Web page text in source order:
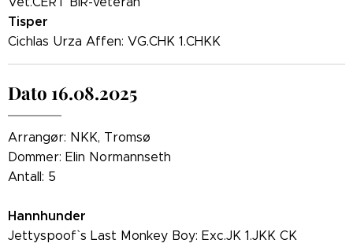
Tisper
Cichlas Urza Affen: VG.CHK 1.CHKK
Dato 16.08.2025
Arrangør: NKK, Tromsø
Dommer: Elin Normannseth
Antall: 5
Hannhunder
Jettyspoof` s Last Monkey Boy: Exc.JK 1.JKK CK